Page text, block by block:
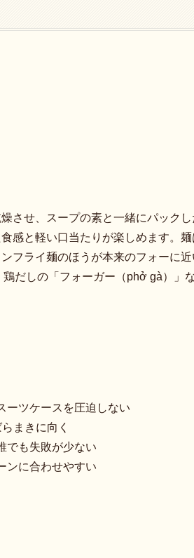
させ、スープの素と一緒にパック
感と軽い口当たりが楽しめます。
フライ麺のほうが本来のフォーに
だしの「フォーガー（phở gà）」
ーツケースを圧迫しない
まきに向く
でも失敗が少ない
ンに合わせやすい